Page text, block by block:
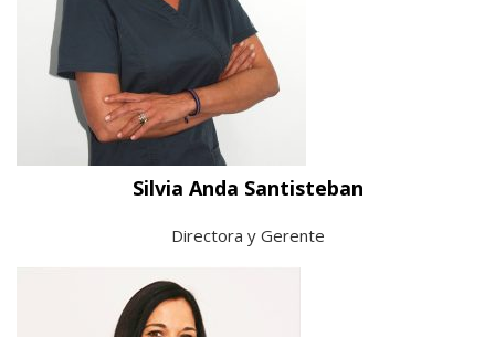
Silvia Anda Santisteban
Directora y Gerente